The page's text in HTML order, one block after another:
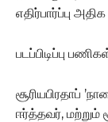
எதிர்பார்ப்பு
படப்பிடிப்பு
சூரியபிரதாப்
ஈர்த்தவர், மற்றும்